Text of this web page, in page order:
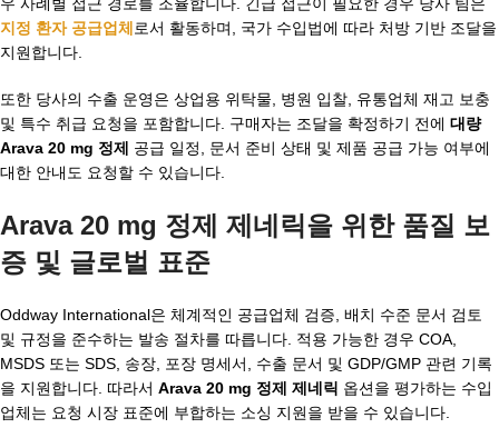
지정 환자 공급업체 로서 활동하며, 국가 수입법에 따라 처방 기반 조달을
지원합니다.
또한 당사의 수출 운영은 상업용 위탁물, 병원 입찰, 유통업체 재고 보충
및 특수 취급 요청을 포함합니다. 구매자는 조달을 확정하기 전에 대량
Arava 20 mg 정제 공급 일정, 문서 준비 상태 및 제품 공급 가능 여부에
대한 안내도 요청할 수 있습니다.
Arava 20 mg 정제 제네릭을 위한 품질 보
증 및 글로벌 표준
Oddway International은 체계적인 공급업체 검증, 배치 수준 문서 검토
및 규정을 준수하는 발송 절차를 따릅니다. 적용 가능한 경우 COA,
MSDS 또는 SDS, 송장, 포장 명세서, 수출 문서 및 GDP/GMP 관련 기록
을 지원합니다. 따라서 Arava 20 mg 정제 제네릭 옵션을 평가하는 수입
업체는 요청 시장 표준에 부합하는 소싱 지원을 받을 수 있습니다.